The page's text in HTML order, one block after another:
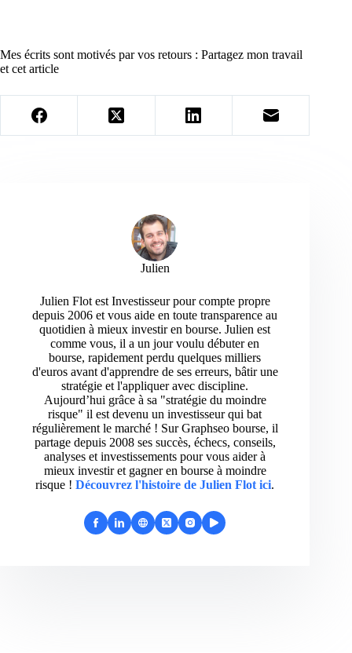
Mes écrits sont motivés par vos retours : Partagez mon travail
et cet article
Julien
Julien Flot est Investisseur pour compte propre
depuis 2006 et vous aide en toute transparence au
quotidien à mieux investir en bourse. Julien est
comme vous, il a un jour voulu débuter en
bourse, rapidement perdu quelques milliers
d'euros avant d'apprendre de ses erreurs, bâtir une
stratégie et l'appliquer avec discipline.
Aujourd’hui grâce à sa "stratégie du moindre
risque" il est devenu un investisseur qui bat
régulièrement le marché ! Sur Graphseo bourse, il
partage depuis 2008 ses succès, échecs, conseils,
analyses et investissements pour vous aider à
mieux investir et gagner en bourse à moindre
risque ! Découvrez l'histoire de Julien Flot ici.